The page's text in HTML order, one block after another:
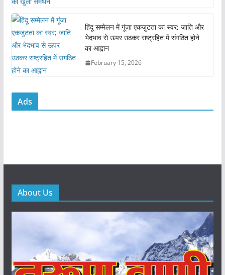
हिंदू सम्मेलन में गूंजा एकजुटता का स्वर; जाति और
भेदभाव से ऊपर उठकर राष्ट्रहित में संगठित होने
का आह्वान
February 15, 2026
Ads
About Us